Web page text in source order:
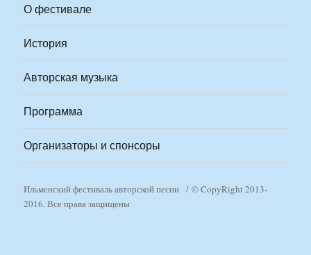
О фестивале
История
Авторская музыка
Программа
Организаторы и спонсоры
Ильменский фестиваль авторской песни
© CopyRight 2013-
2016. Все права защищены